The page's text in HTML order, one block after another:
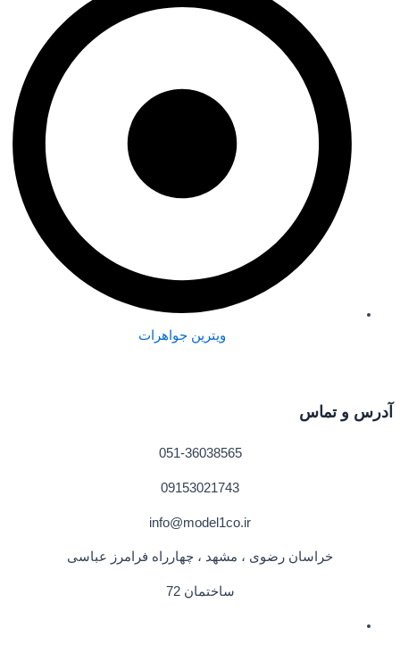
ویترین جواهرات
آدرس و تماس
051-36038565
09153021743
info@model1co.ir
خراسان رضوی ، مشهد ، چهارراه فرامرز عباسی
ساختمان 72